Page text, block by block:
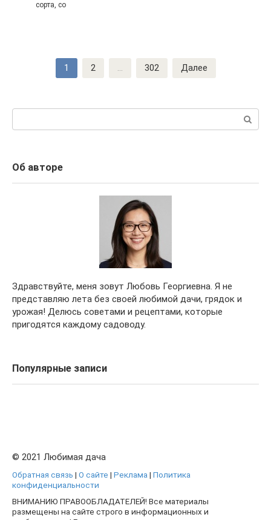
сорта, со
1 2 ... 302 Далее
Об авторе
Здравствуйте, меня зовут Любовь Георгиевна. Я не
представляю лета без своей любимой дачи, грядок и
урожая! Делюсь советами и рецептами, которые
пригодятся каждому садоводу.
Популярные записи
© 2021 Любимая дача
Обратная связь | О сайте | Реклама | Политика
конфиденциальности
ВНИМАНИЮ ПРАВООБЛАДАТЕЛЕЙ! Все материалы
размещены на сайте строго в информационных и